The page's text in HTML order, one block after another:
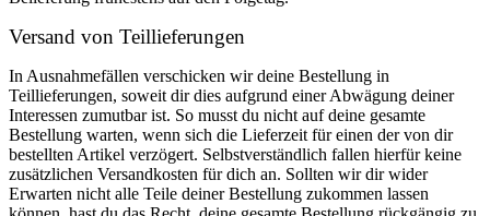
Versand von Teillieferungen
In Ausnahmefällen verschicken wir deine Bestellung in
Teillieferungen, soweit dir dies aufgrund einer Abwägung deiner
Interessen zumutbar ist. So musst du nicht auf deine gesamte
Bestellung warten, wenn sich die Lieferzeit für einen der von dir
bestellten Artikel verzögert. Selbstverständlich fallen hierfür keine
zusätzlichen Versandkosten für dich an. Sollten wir dir wider
Erwarten nicht alle Teile deiner Bestellung zukommen lassen